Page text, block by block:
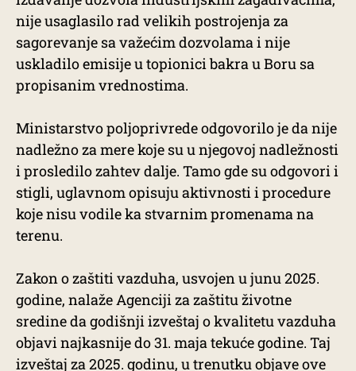
nije usaglasilo rad velikih postrojenja za
sagorevanje sa važećim dozvolama i nije
uskladilo emisije u topionici bakra u Boru sa
propisanim vrednostima.
Ministarstvo poljoprivrede odgovorilo je da nije
nadležno za mere koje su u njegovoj nadležnosti
i prosledilo zahtev dalje. Tamo gde su odgovori i
stigli, uglavnom opisuju aktivnosti i procedure
koje nisu vodile ka stvarnim promenama na
terenu.
Zakon o zaštiti vazduha, usvojen u junu 2025.
godine, nalaže Agenciji za zaštitu životne
sredine da godišnji izveštaj o kvalitetu vazduha
objavi najkasnije do 31. maja tekuće godine. Taj
izveštaj za 2025. godinu, u trenutku objave ove